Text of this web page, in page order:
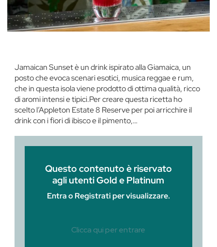
Jamaican Sunset è un drink ispirato alla Giamaica, un
posto che evoca scenari esotici, musica reggae e rum,
che in questa isola viene prodotto di ottima qualità, ricco
di aromi intensi e tipici.Per creare questa ricetta ho
scelto l’Appleton Estate 8 Reserve per poi arricchire il
drink con i fiori di ibisco e il pimento,…
Questo contenuto è riservato
agli utenti Gold e Platinum
Entra o Registrati per visualizzare.
Clicca qui per entrare